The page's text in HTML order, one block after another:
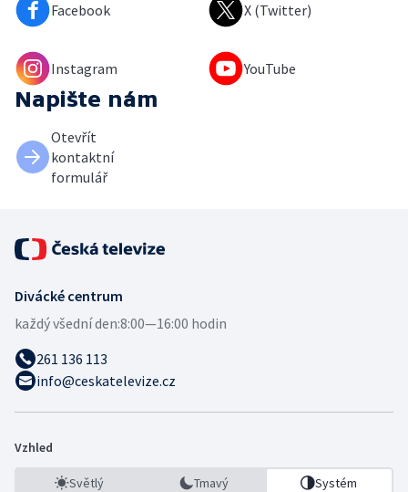
Facebook X (Twitter)
Instagram YouTube
Napište nám
Otevřít
kontaktní
formulář
Divácké centrum
každý všední den:8:00—16:00 hodin
261 136 113
info@ceskatelevize.cz
Vzhled
Světlý Tmavý Systém